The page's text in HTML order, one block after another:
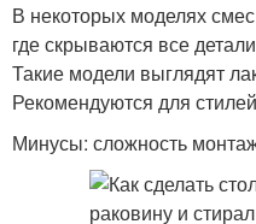
В некоторых моделях
где скрываются все
Такие модели выглядят
Рекомендуются для
Минусы: сложность